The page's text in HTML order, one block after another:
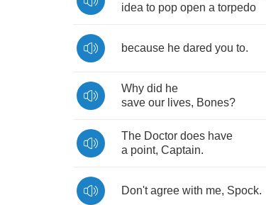
idea to pop open a torpedo
because he dared you to.
Why did he
save our lives, Bones?
The Doctor does have
a point, Captain.
Don't agree with me, Spock.